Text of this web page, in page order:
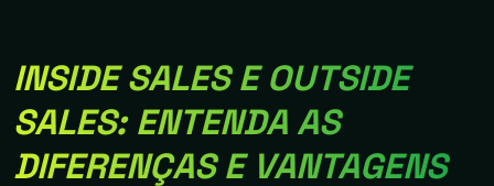
INSIDE SALES E OUTSIDE
SALES: ENTENDA AS
DIFERENÇAS E VANTAGENS